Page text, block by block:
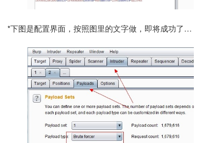
*下图是配置界面，按照图里的文字做，即将成功了…